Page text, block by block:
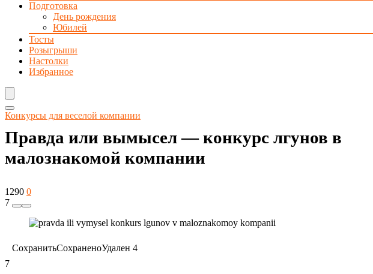
Подготовка
День рождения
Юбилей
Тосты
Розыгрыши
Настолки
Избранное
Конкурсы для веселой компании
Правда или вымысел — конкурс лгунов в
малознакомой компании
1290 0
7
СохранитьСохраненоУдален 4
7